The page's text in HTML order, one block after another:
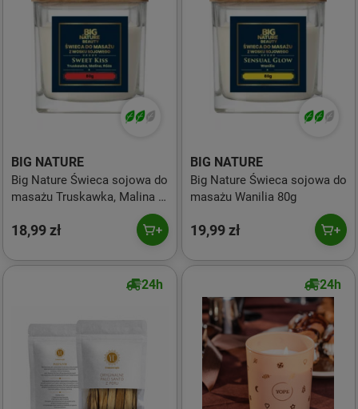
BIG NATURE
Big Nature Świeca sojowa do
masażu Truskawka, Malina i
18,99 zł
BIG NATURE
Big Nature Świeca sojowa do
masażu Wanilia 80g
19,99 zł
24h 24h